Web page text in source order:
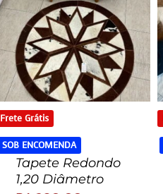
Frete Grátis
SOB ENCOMENDA
Tapete Redondo
1,20 Diâmetro